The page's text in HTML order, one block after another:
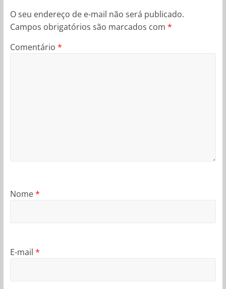
O seu endereço de e-mail não será publicado.
Campos obrigatórios são marcados com *
Comentário *
Nome*
E-mail *